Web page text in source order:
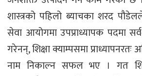
शास्त्रको पहिलो ब्याचका शरद
सेवा आयोगमा उपप्राध्यापक पदमा
गरेनन्, शिक्षा क्याम्पसमा
नाम निकाल्न सफल भए । गत